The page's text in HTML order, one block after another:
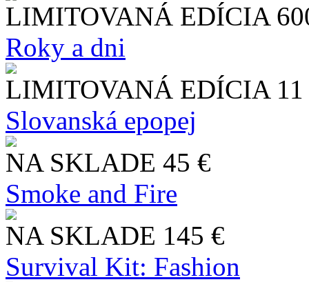
LIMITOVANÁ EDÍCIA
Roky a dni
LIMITOVANÁ EDÍCIA
Slo​vanská epopej
NA SKLADE 45 €
Smoke and Fire
NA SKLADE 145 €
Survival Kit: Fashion